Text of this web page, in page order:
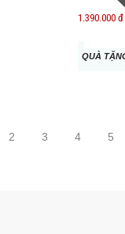
1.390.000 đ
QUÀ
2 3 4 5